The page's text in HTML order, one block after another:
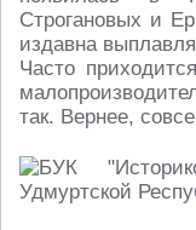
Строгановых и
издавна
Часто
так. Вернее,